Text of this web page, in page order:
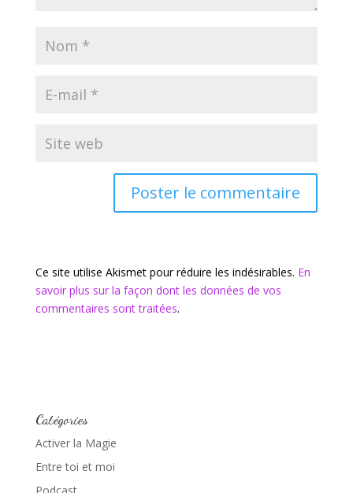
Ce site utilise Akismet pour réduire les indésirables. En
savoir plus sur la façon dont les données de vos
commentaires sont traitées.
Catégories
Activer la Magie
Entre toi et moi